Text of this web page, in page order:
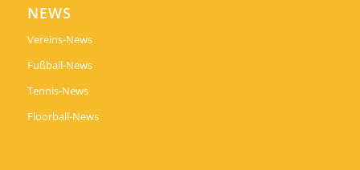
NEWS
Vereins-News
Fußball-News
Tennis-News
Floorball-News